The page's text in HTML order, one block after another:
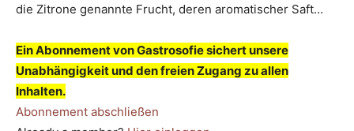
die Zitrone genannte Frucht, deren aromatischer Saft…
Ein Abonnement von Gastrosofie sichert unsere
Unabhängigkeit und den freien Zugang zu allen
Inhalten.
Abonnement abschließen